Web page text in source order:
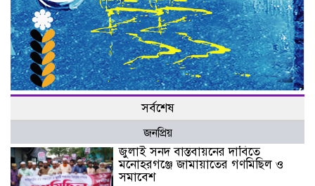
সর্বশেষ
জনপ্রিয়
জুলাই সনদ বাস্তবায়নের দাবিতে
মনোহরগঞ্জে জামায়াতের গণমিছিল ও
সমাবেশ